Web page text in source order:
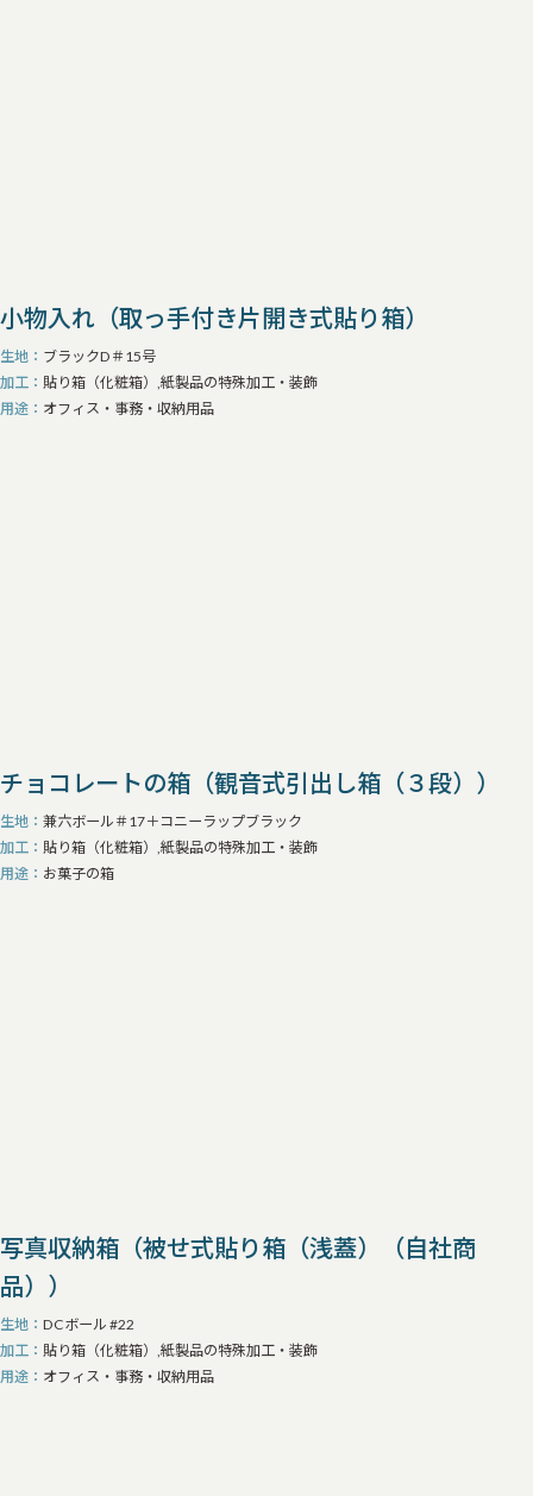
小物入れ（取っ手付き片開き式貼り箱）
生地
ブラックD＃15号
加工
貼り箱（化粧箱）,紙製品の特殊加工・装飾
用途
オフィス・事務・収納用品
チョコレートの箱（観音式引出し箱（３段））
生地
兼六ボール＃17＋コニーラップブラック
加工
貼り箱（化粧箱）,紙製品の特殊加工・装飾
用途
お菓子の箱
写真収納箱（被せ式貼り箱（浅蓋）（自社商
品））
生地
DCボール #22
加工
貼り箱（化粧箱）,紙製品の特殊加工・装飾
用途
オフィス・事務・収納用品